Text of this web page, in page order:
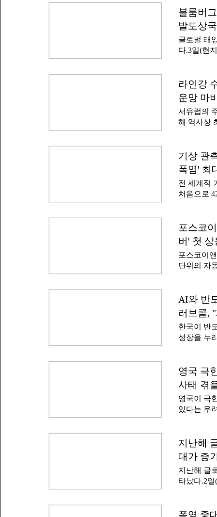
이 어려워
페스트에
2018년에
가리에서
도 달성하
루션은 '보
치'라는 제
기준 한국
한 연간 메
새어나간
년 동안 사
연료 가치
결과 사실
없다고 분
블룸버
발도상
글로벌 태
다.3일(현
100GW에
지 올랐고
낸스는
로 전망했
자는 블룸
따르면
74개국으
까이 늘어
리핀, 쿠바
라인강
운망 마
서유럽의
해 역사상
록했다고
수준이었
모두 적재
제품, 철광
됐다.블룸
가격 경쟁
블룸버그
협의를 진
기상 관
폭염' 최
전 세계적
처음으로
상된다.2
24와 인터
60년에
5배, 2100
현재 전국
명했다.전
상청과 비
기후변화
포스코
버' 첫 상
포스코이
단위의 자
건설환경
공동 개발
품화까지
코 세이버
제어하며
기 시스템
과 기존 에
효과를 확
정 온도에
는 냉방
AI와 반
러브콜,
한국이 반
성장을 누
다.2일 중
재생에너
는 중국이
해 효율성
재생에너
있다는 것
에서 재생
두에 새로
영국 극
사태 겪
영국이 극
있다는 우
잉글랜드
은 사례도
리가 현재
기후도 변
로 보인다'
지난해
대가 증
지난해 글
타났다.2
자력 발전
폭염 중